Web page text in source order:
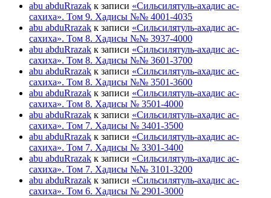
abu abduRrazak к записи «Сильсилятуль-ахадис ас-
сахиха». Том 9. Хадисы №№ 4001-4035
abu abduRrazak к записи «Сильсилятуль-ахадис ас-
сахиха». Том 8. Хадисы №№ 3937-4000
abu abduRrazak к записи «Сильсилятуль-ахадис ас-
сахиха». Том 8. Хадисы №№ 3601-3700
abu abduRrazak к записи «Сильсилятуль-ахадис ас-
сахиха». Том 8. Хадисы №№ 3501-3600
abu abduRrazak к записи «Сильсилятуль-ахадис ас-
сахиха». Том 8. Хадисы № 3501-4000
abu abduRrazak к записи «Сильсилятуль-ахадис ас-
сахиха». Том 7. Хадисы № 3401-3500
abu abduRrazak к записи «Сильсилятуль-ахадис ас-
сахиха». Том 7. Хадисы № 3301-3400
abu abduRrazak к записи «Сильсилятуль-ахадис ас-
сахиха». Том 7. Хадисы №№ 3101-3200
abu abduRrazak к записи «Сильсилятуль-ахадис ас-
сахиха». Том 6. Хадисы № 2901-3000